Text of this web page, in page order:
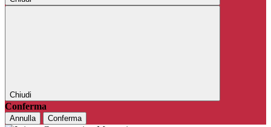
Chiudi
Conferma
Annulla Conferma